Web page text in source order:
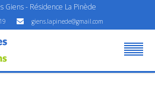
Giens - Résidence La Pinède
giens.lapinede@gmail.com